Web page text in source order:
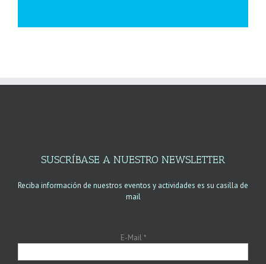
SUSCRÍBASE A NUESTRO NEWSLETTER
Reciba información de nuestros eventos y actividades es su casilla de
mail
E-Mail*